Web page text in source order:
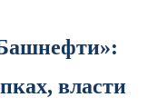
власти